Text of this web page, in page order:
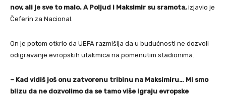
nov, ali je sve to malo. A Poljud i Maksimir su sramota,izjavio je
Čeferin za Nacional.
On je potom otkrio da UEFA razmišlja da u budućnosti ne dozvoli
odigravanje evropskih utakmica na pomenutim stadionima.
– Kad vidiš još onu zatvorenu tribinu na Maksimiru… Mi smo
blizu da ne dozvolimo da se tamo više igraju evropske